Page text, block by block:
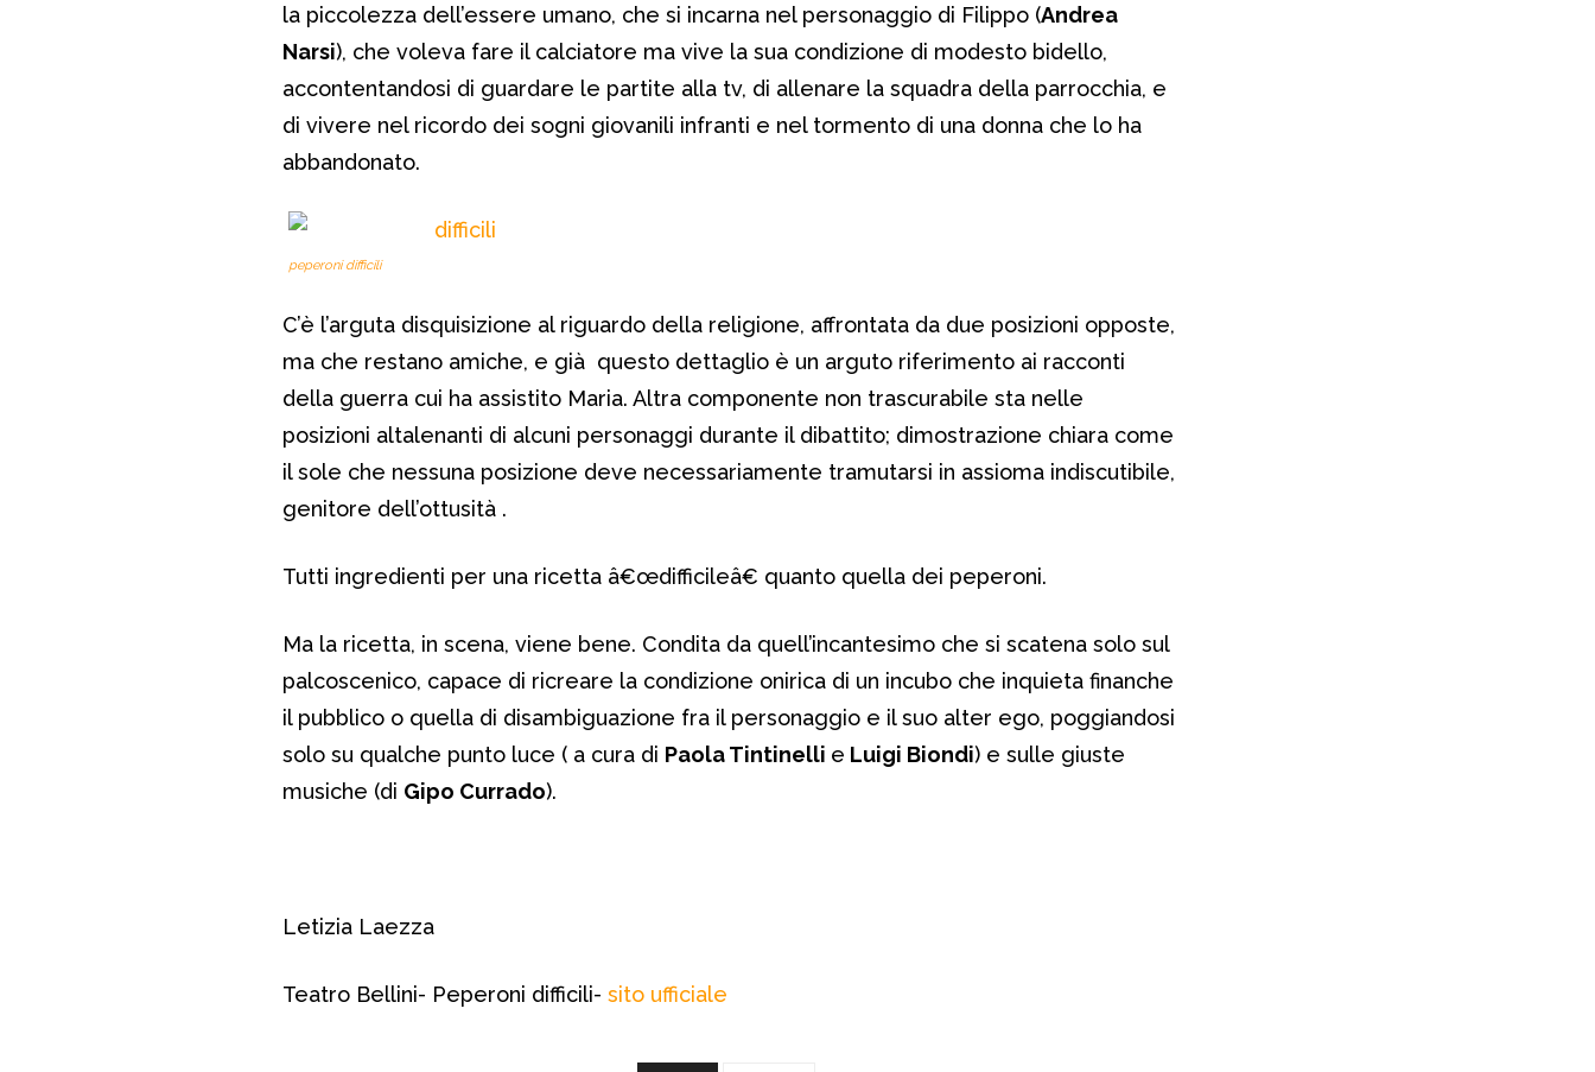
la piccolezza dell’essere umano, che si incarna nel personaggio di Filippo (Andrea
Narsi), che voleva fare il calciatore ma vive la sua condizione di modesto bidello,
accontentandosi di guardare le partite alla tv, di allenare la squadra della parrocchia, e
di vivere nel ricordo dei sogni giovanili infranti e nel tormento di una donna che lo ha
abbandonato.
peperoni difficili
C’è l’arguta disquisizione al riguardo della religione, affrontata da due posizioni opposte,
ma che restano amiche, e già questo dettaglio è un arguto riferimento ai racconti
della guerra cui ha assistito Maria. Altra componente non trascurabile sta nelle
posizioni altalenanti di alcuni personaggi durante il dibattito; dimostrazione chiara come
il sole che nessuna posizione deve necessariamente tramutarsi in assioma indiscutibile,
genitore dell’ottusità .
Tutti ingredienti per una ricetta â€œdifficileâ€ quanto quella dei peperoni.
Ma la ricetta, in scena, viene bene. Condita da quell’incantesimo che si scatena solo sul
palcoscenico, capace di ricreare la condizione onirica di un incubo che inquieta finanche
il pubblico o quella di disambiguazione fra il personaggio e il suo alter ego, poggiandosi
solo su qualche punto luce ( a cura di Paola Tintinelli e Luigi Biondi) e sulle giuste
musiche (di Gipo Currado).
Letizia Laezza
Teatro Bellini- Peperoni difficili- sito ufficiale